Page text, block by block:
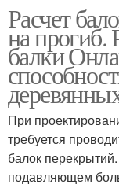
Расчет
на прогиб.
балки
При
требуется
балок
подавляющем